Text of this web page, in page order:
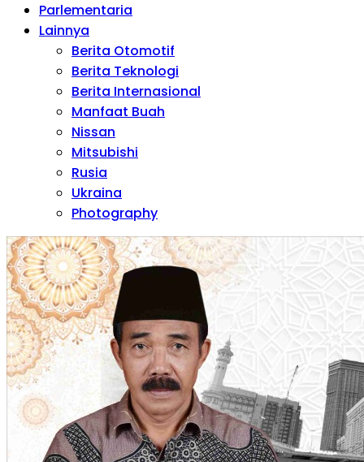
Parlementaria
Lainnya
Berita Otomotif
Berita Teknologi
Berita Internasional
Manfaat Buah
Nissan
Mitsubishi
Rusia
Ukraina
Photography